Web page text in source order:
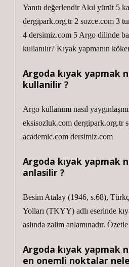
Yanıtı değerlendir Akıl yürüt 5
dergipark.org.tr 2 sozce.com 3
4 dersimiz.com 5 Argo dilinde
kullanılır? Kıyak yapmanın
Argoda kıyak yapmak
kullanilir ?
Argo kullanımı nasıl
eksisozluk.com dergipark.org.tr
academic.com dersimiz.com
Argoda kıyak yapmak
anlasilir ?
Besim Atalay (1946, s.68),
Yolları (TKYY) adlı eserinde
aslında zalim anlamınadır. Özetle
Argoda kıyak yapmak
en onemli noktalar